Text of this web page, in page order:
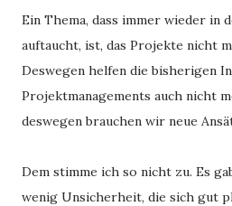
Ein Thema, dass immer wieder in
auftaucht, ist, das Projekte nicht
Deswegen helfen die bisherigen
Projektmanagements auch nicht
deswegen brauchen wir neue
Dem stimme ich so nicht zu. Es
wenig Unsicherheit, die sich gut